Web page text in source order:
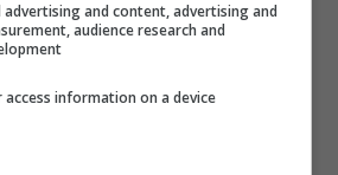
advertising and content, advertising and
audience research and
information on a device